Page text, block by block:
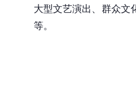
大型文艺演出、群众文
等。